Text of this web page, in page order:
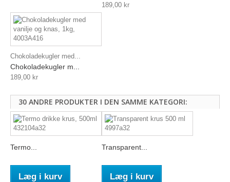
189,00 kr
Chokoladekugler med...
Chokoladekugler m...
189,00 kr
30 ANDRE PRODUKTER I DEN SAMME KATEGORI:
Termo...
Læg i kurv
Transparent...
Læg i kurv